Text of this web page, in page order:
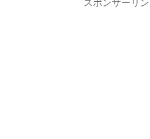
スポンサーリ